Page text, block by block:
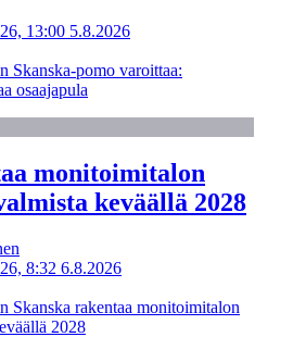
13:00 5.8.2026
Skanska-pomo varoittaa:
osaajapula
monitoimitalon
keväällä 2028
8:32 6.8.2026
Skanska rakentaa monitoimitalon
2028